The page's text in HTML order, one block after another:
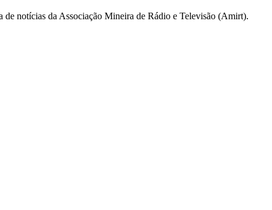
de notícias da Associação Mineira de Rádio e Televisão (Amirt).